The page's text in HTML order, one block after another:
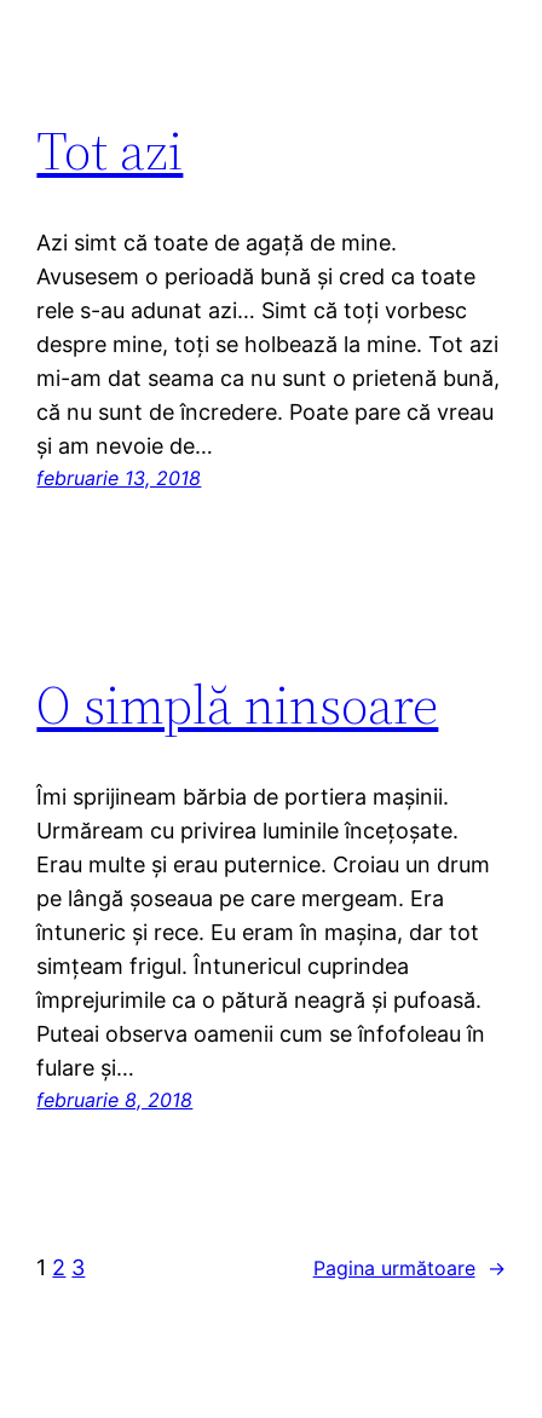
Tot azi
Azi simt că toate de agață de mine.
Avusesem o perioadă bună şi cred ca toate
rele s-au adunat azi… Simt că toți vorbesc
despre mine, toți se holbează la mine. Tot azi
mi-am dat seama ca nu sunt o prietenă bună,
că nu sunt de încredere. Poate pare că vreau
şi am nevoie de…
februarie 13, 2018
O simplă ninsoare
Îmi sprijineam bărbia de portiera mașinii.
Urmăream cu privirea luminile încețoșate.
Erau multe și erau puternice. Croiau un drum
pe lângă șoseaua pe care mergeam. Era
întuneric și rece. Eu eram în mașina, dar tot
simțeam frigul. Întunericul cuprindea
împrejurimile ca o pătură neagră şi pufoasă.
Puteai observa oamenii cum se înfofoleau în
fulare şi…
februarie 8, 2018
1 2 3 Pagina următoare →